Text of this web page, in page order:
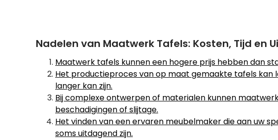
Nadelen van Maatwerk Tafels: Kosten, Tijd en
Maatwerk tafels kunnen een hogere prijs hebben dan
Het productieproces van op maat gemaakte tafels kan
langer kan zijn.
Bij complexe ontwerpen of materialen kunnen
beschadigingen of slijtage.
Het vinden van een ervaren meubelmaker die aan uw
soms uitdagend zijn.